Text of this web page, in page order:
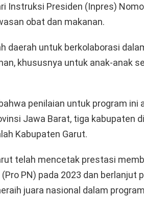
Instruksi Presiden (Inpres)
obat dan makanan.
daerah untuk berkolaborasi
khususnya untuk anak-anak
penilaian untuk program ini
Jawa Barat, tiga kabupaten
Kabupaten Garut.
telah mencetak prestasi
PN) pada 2023 dan berlanjut
juara nasional dalam